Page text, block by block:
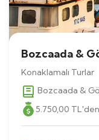
Bozcaada &
Konaklamalı Turlar
Bozcaada &
5.750,00 TL